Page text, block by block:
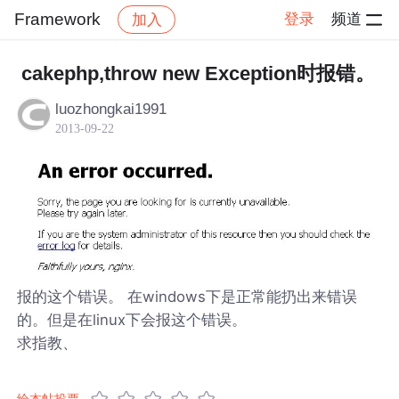
Framework 加入 登录 频道
社区 Framework
cakephp,throw new Exception时报错。
luozhongkai1991
2013-09-22
报的这个错误。 在windows下是正常能扔出来错误
的。但是在linux下会报这个错误。
求指教、